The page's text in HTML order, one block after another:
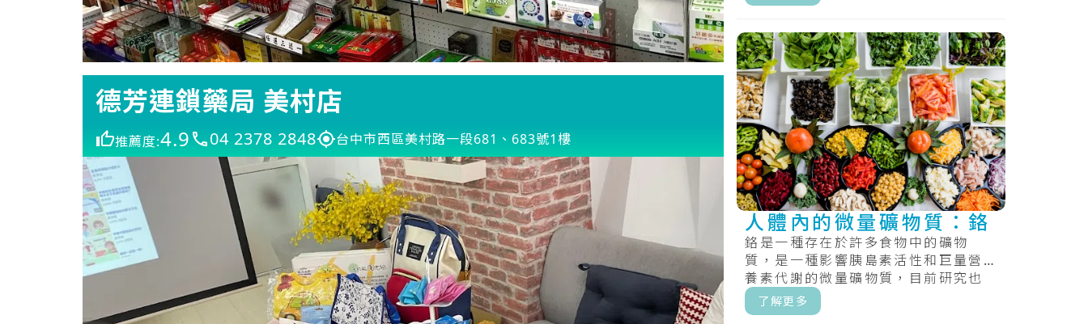
德芳連鎖藥局 美村店
推薦度:4.9 04 2378 2848 台中市西區美村路一段681、683號1樓
人體內的微量礦物質：鉻
鉻是一種存在於許多食物中的礦物
質，是一種影響胰島素活性和巨量營
養素代謝的微量礦物質，目前研究也
發現鉻有助於您利用碳水化合物、脂
肪和蛋白質.....
了解更多